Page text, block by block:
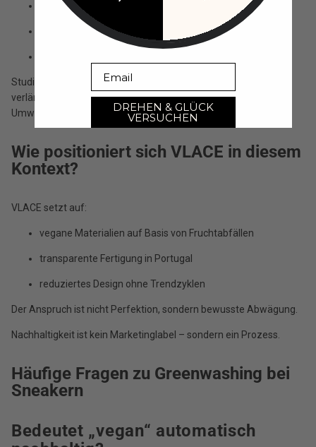
Qualität
Reparaturfähigkeit
Studien zur Kreislaufwirtschaft im Modebereich zeigen, dass
verlängerte Produktlebensdauer einer der stärksten Hebel für
Umweltentlastung ist (u. a. Ellen MacArthur Foundation).
Wie positioniert sich VLACE in diesem
Kontext?
VLACE setzt auf:
vegane Materialien auf Basis von Fruchtabfällen
transparente Fertigung in Portugal
reduziertes Design ohne Trendzyklen
Der Anspruch ist nicht Perfektion, sondern bewusste Abwägung.
Nachhaltigkeit ist kein Marketinglabel – sondern ein Prozess.
Häufige Fragen zu Greenwashing bei
Sneakern
Bedeutet „vegan“ automatisch
DREHEN & GLÜCK
VERSUCHEN